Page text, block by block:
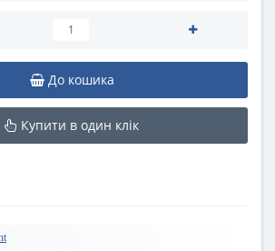
До кошика
Купити в один клік